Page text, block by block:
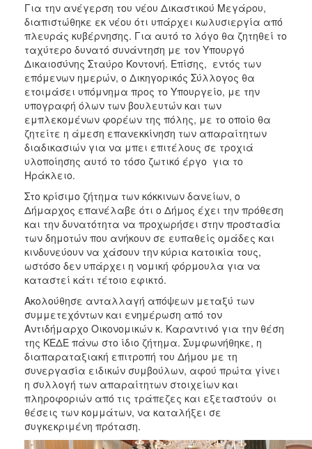
Για την ανέγερση του νέου Δικαστικού Μεγάρου,
διαπιστώθηκε εκ νέου ότι υπάρχει κωλυσιεργία από
πλευράς κυβέρνησης. Για αυτό το λόγο θα ζητηθεί το
ταχύτερο δυνατό συνάντηση με τον Υπουργό
Δικαιοσύνης Σταύρο Κοντονή. Επίσης, εντός των
επόμενων ημερών, ο Δικηγορικός Σύλλογος θα
ετοιμάσει υπόμνημα προς το Υπουργείο, με την
υπογραφή όλων των βουλευτών και των
εμπλεκομένων φορέων της πόλης, με το οποίο θα
ζητείτε η άμεση επανεκκίνηση των απαραίτητων
διαδικασιών για να μπει επιτέλους σε τροχιά
υλοποίησης αυτό το τόσο ζωτικό έργο για το
Ηράκλειο.
Στο κρίσιμο ζήτημα των κόκκινων δανείων, ο
Δήμαρχος επανέλαβε ότι ο Δήμος έχει την πρόθεση
και την δυνατότητα να προχωρήσει στην προστασία
των δημοτών που ανήκουν σε ευπαθείς ομάδες και
κινδυνεύουν να χάσουν την κύρια κατοικία τους,
ωστόσο δεν υπάρχει η νομική φόρμουλα για να
καταστεί κάτι τέτοιο εφικτό.
Ακολούθησε ανταλλαγή απόψεων μεταξύ των
συμμετεχόντων και ενημέρωση από τον
Αντιδήμαρχο Οικονομικών κ. Καραντινό για την θέση
της ΚΕΔΕ πάνω στο ίδιο ζήτημα. Συμφωνήθηκε, η
διαπαραταξιακή επιτροπή του Δήμου με τη
συνεργασία ειδικών συμβούλων, αφού πρώτα γίνει
η συλλογή των απαραίτητων στοιχείων και
πληροφοριών από τις τράπεζες και εξεταστούν οι
θέσεις των κομμάτων, να καταλήξει σε
συγκεκριμένη πρόταση.